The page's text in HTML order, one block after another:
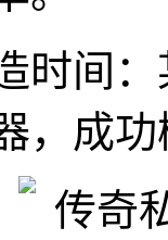
时间
，成